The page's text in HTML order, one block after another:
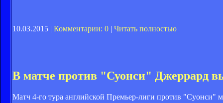
10.03.2015 | Комментарии: 0 | Читать полностью
В матче против "Суонси" Джеррард
Матч 4-го тура английской Премьер-лиги против "Суонси"